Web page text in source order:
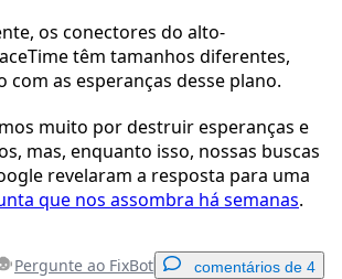
os conectores do alto-
têm tamanhos diferentes,
com as esperanças desse plano.
muito por destruir esperanças e
mas, enquanto isso, nossas buscas
revelaram a resposta para uma
que nos assombra há semanas.
Pergunte ao FixBot comentários de 4